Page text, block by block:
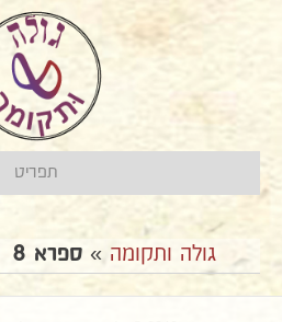
תפריט
גולה ותקומה » ספרא 8